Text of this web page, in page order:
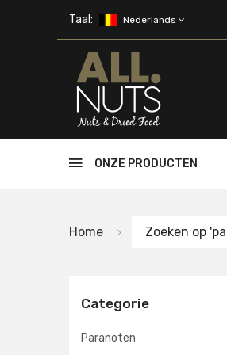
Taal: Nederlands
ONZE PRODUCTEN
Home Zoeken op
Categorie
Paranoten